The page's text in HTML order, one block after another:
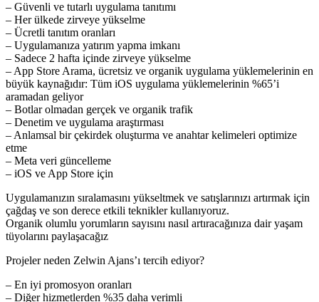
– Güvenli ve tutarlı uygulama tanıtımı
– Her ülkede zirveye yükselme
– Ücretli tanıtım oranları
– Uygulamanıza yatırım yapma imkanı
– Sadece 2 hafta içinde zirveye yükselme
– App Store Arama, ücretsiz ve organik uygulama yüklemelerinin en
büyük kaynağıdır: Tüm iOS uygulama yüklemelerinin %65’i
aramadan geliyor
– Botlar olmadan gerçek ve organik trafik
– Denetim ve uygulama araştırması
– Anlamsal bir çekirdek oluşturma ve anahtar kelimeleri optimize
etme
– Meta veri güncelleme
– iOS ve App Store için
Uygulamanızın sıralamasını yükseltmek ve satışlarınızı artırmak için
çağdaş ve son derece etkili teknikler kullanıyoruz.
Organik olumlu yorumların sayısını nasıl artıracağınıza dair yaşam
tüyolarını paylaşacağız
Projeler neden Zelwin Ajans’ı tercih ediyor?
– En iyi promosyon oranları
– Diğer hizmetlerden %35 daha verimli